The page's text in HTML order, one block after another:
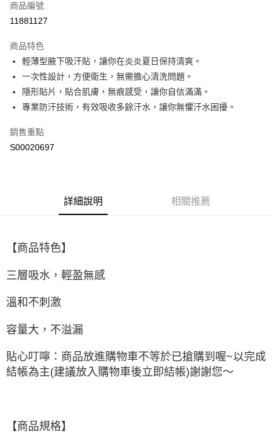
超商取貨付款
Apple Pay
街口支付
ATM付款
運送方式
全家取貨付款
每筆NT$60，滿NT$499(含以上)免運費
每筆NT$60，滿NT$499(含以上)免運費
付款後萊爾富取貨
7-11取貨付款
每筆NT$60，滿NT$499(含以上)免運費
付款後7-11取貨
每筆NT$60，滿NT$499(含以上)免運費
宅配
商品編號
11881127
商品特色
輕薄型腋下吸汗貼，讓你在炎炎夏日保持清爽。
一次性設計，方便衛生，無需擔心清洗問題。
隱形貼片，貼合肌膚，無痕感受，讓你自信滿滿。
專業防汗技術，有效吸收多餘汗水，讓你無懼汗水困擾。
銷售重點
S00020697
詳細說明 相關推薦
【商品特色】
三層吸水，輕盈無感
溫和不刺激
容量大，不溢漏
貼心叮嚀：商品放進購物車不等於已搶購到喔~以完成
結帳為主(建議放入購物車後立即結帳)謝謝您～
【商品規格】